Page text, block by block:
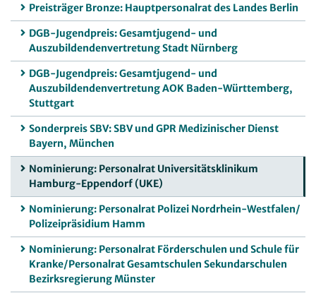
Preisträger Bronze: Hauptpersonalrat des Landes Berlin
DGB-Jugendpreis: Gesamtjugend- und
Auszubildendenvertretung Stadt Nürnberg
DGB-Jugendpreis: Gesamtjugend- und
Auszubildendenvertretung AOK Baden-Württemberg,
Stuttgart
Sonderpreis SBV: SBV und GPR Medizinischer Dienst
Bayern, München
Nominierung: Personalrat Universitätsklinikum
Hamburg-Eppendorf (UKE)
Nominierung: Personalrat Polizei Nordrhein-Westfalen/
Polizeipräsidium Hamm
Nominierung: Personalrat Förderschulen und Schule für
Kranke/Personalrat Gesamtschulen Sekundarschulen
Bezirksregierung Münster